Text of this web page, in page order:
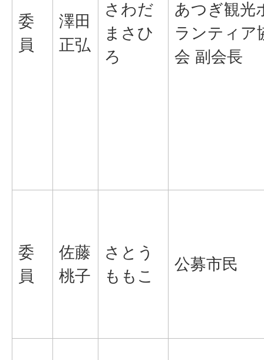
委
員
澤田
正弘
さわだ
まさひ
ろ
あつぎ観光
ランティア
会 副会長
委
員
佐藤
桃子
さとう
ももこ
公募市民